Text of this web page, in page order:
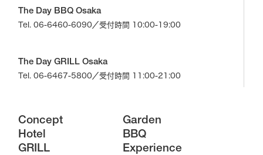
The Day BBQ Osaka
Tel. 06-6460-6090／受付時間 10:00-19:00
The Day GRILL Osaka
Tel. 06-6467-5800／受付時間 11:00-21:00
Concept
Garden
Hotel
BBQ
GRILL
Experience